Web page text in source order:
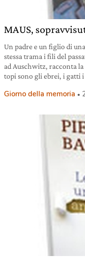
MAUS,
Un padre e un figlio di
stessa trama i fili del
ad Auschwitz, racconta
topi sono gli ebrei, i gatti
Giorno della memoria